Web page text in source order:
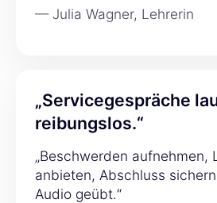
— Julia Wagner, Lehrerin
„Servicegespräche
reibungslos.“
„Beschwerden aufnehmen,
anbieten, Abschluss
Audio geübt.“